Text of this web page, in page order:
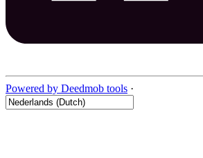
Powered by Deedmob tools ·